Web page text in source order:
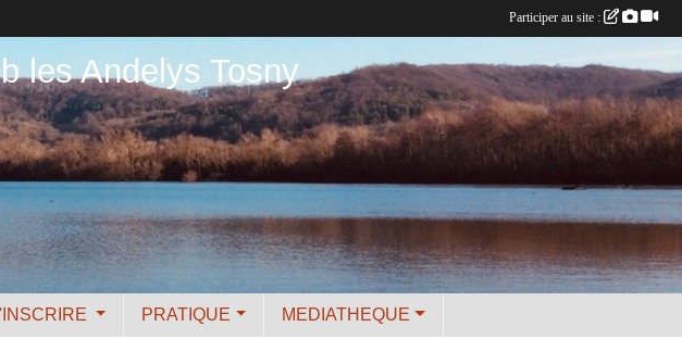
les Andelys Tosny
PRATIQUE MEDIATHEQUE
Participer au site :